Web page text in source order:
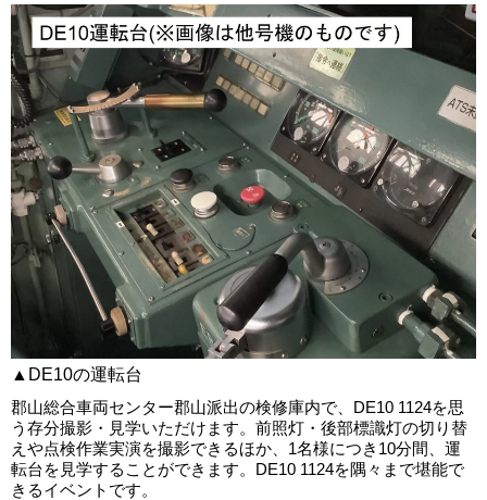
▲DE10の運転台
郡山総合車両センター郡山派出の検修庫内で、DE10 1124を思
う存分撮影・見学いただけます。前照灯・後部標識灯の切り替
えや点検作業実演を撮影できるほか、1名様につき10分間、運
転台を見学することができます。DE10 1124を隅々まで堪能で
きるイベントです。